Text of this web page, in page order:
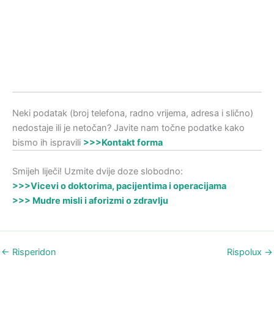
Neki podatak (broj telefona, radno vrijema, adresa i slično)
nedostaje ili je netočan? Javite nam točne podatke kako
bismo ih ispravili >>>Kontakt forma
Smijeh liječi! Uzmite dvije doze slobodno:
>>>Vicevi o doktorima, pacijentima i operacijama
>>> Mudre misli i aforizmi o zdravlju
← Risperidon Rispolux →